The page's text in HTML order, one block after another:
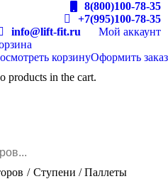
8(800)100-78-35
+7(995)100-78-35
info@lift-fit.ru
Мой аккаунт
корзинуОформить заказ
products in the cart.
Ступени / Паллеты